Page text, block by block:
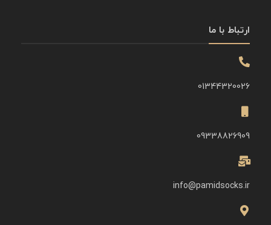
ارتباط با ما
01344320026
09338826909
info@pamidsocks.ir